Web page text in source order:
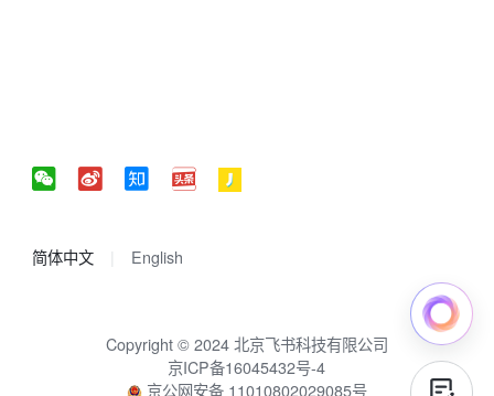
简体中文 English
Copyright © 2024 北京飞书科技有限公司
京ICP备16045432号-4
京公网安备 11010802029085号